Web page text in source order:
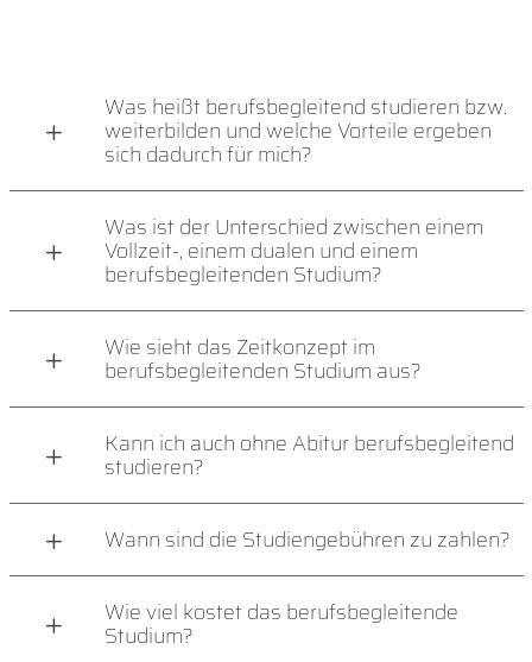
Was heißt berufsbegleitend studieren bzw.
weiterbilden und welche Vorteile ergeben
sich dadurch für mich?
Was ist der Unterschied zwischen einem
Vollzeit-, einem dualen und einem
berufsbegleitenden Studium?
Wie sieht das Zeitkonzept im
berufsbegleitenden Studium aus?
Kann ich auch ohne Abitur berufsbegleitend
studieren?
Wann sind die Studiengebühren zu zahlen?
Wie viel kostet das berufsbegleitende
Studium?